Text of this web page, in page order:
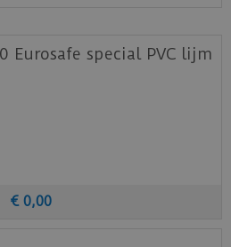
of legpatronen, de
extra grote, brede stroken
standaardstroken. De
Eurosafe special PVC lijm
€ 0,00